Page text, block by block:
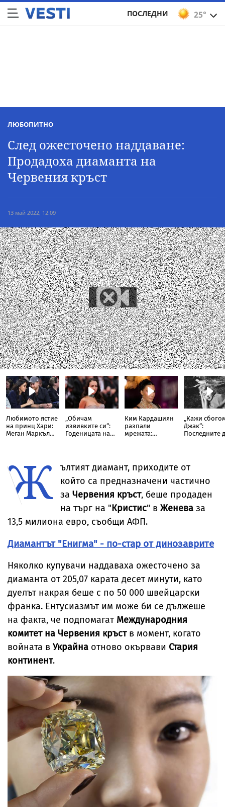
25°
ПОСЛЕДНИ
ЛЮБОПИТНО
След ожесточено наддаване:
Продадоха диаманта на
Червения кръст
13 май 2022, 12:09
Любимото ястие
на принц Хари:
Меган Маркъл
„Обичам
извивките си“:
Годеницата на
тялото ѝ
Ким Кардашиян
разпали
мрежата:
Хамилтън
„Кажи
Джак“:
Последните
Ж
ълтият диамант, приходите от
който са предназначени частично
за Червения кръст, беше продаден
на търг на "Кристис" в Женева за
13,5 милиона евро, съобщи АФП.
Диамантът "Енигма" - по-стар от динозаврите
Няколко купувачи наддаваха ожесточено за
диаманта от 205,07 карата десет минути, като
дуелът накрая беше с по 50 000 швейцарски
франка. Ентусиазмът им може би се дължеше
на факта, че подпомагат Международния
комитет на Червения кръст в момент, когато
войната в Украйна отново окървави Стария
континент.